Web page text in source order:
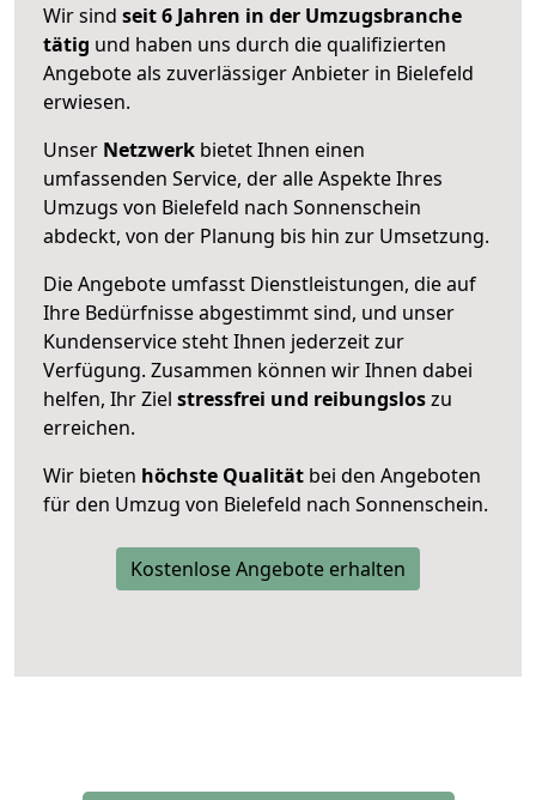
Wir sind seit 6 Jahren in der Umzugsbranche
tätig und haben uns durch die qualifizierten
Angebote als zuverlässiger Anbieter in Bielefeld
erwiesen.
Unser Netzwerk bietet Ihnen einen
umfassenden Service, der alle Aspekte Ihres
Umzugs von Bielefeld nach Sonnenschein
abdeckt, von der Planung bis hin zur Umsetzung.
Die Angebote umfasst Dienstleistungen, die auf
Ihre Bedürfnisse abgestimmt sind, und unser
Kundenservice steht Ihnen jederzeit zur
Verfügung. Zusammen können wir Ihnen dabei
helfen, Ihr Ziel stressfrei und reibungsloszu
erreichen.
Wir bieten höchste Qualität bei den Angeboten
für den Umzug von Bielefeld nach Sonnenschein.
Kostenlose Angebote erhalten